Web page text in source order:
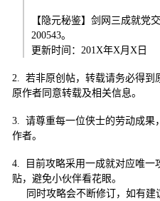
【隐元秘鉴】剑网三成就党
200543。
更新时间：201X年X月X日
2.
若非原创帖，转载请务必得到
原作者同意转载及相关信息。
3. 请尊重每一位侠士的劳动成果
作者。
4.
目前攻略采用一成就对应唯
贴， 避免小伙伴看花眼。
同时攻略会不断修订，如有建